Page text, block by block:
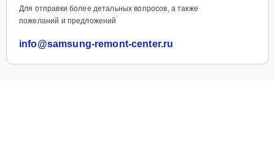
Для отправки более детальных вопросов, а также
пожеланий и предложений
info@samsung-remont-center.ru